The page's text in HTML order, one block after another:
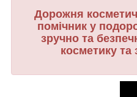
Дорожня
помічник у
зручно та
косметику та